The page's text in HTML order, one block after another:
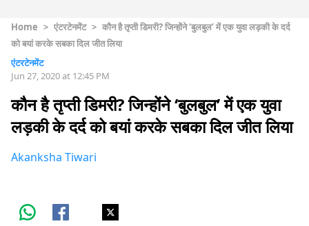
Home > एंटरटेनमेंट > कौन है तृप्ती डिमरी? जिन्होंने ‘बुलबुल’ में एक युवा लड़की के दर्द
को बयां करके सबका दिल जीत लिया
एंटरटेनमेंट
Jun 27, 2020 at 12:45 PM
कौन है तृप्ती डिमरी? जिन्होंने ‘बुलबुल’ में एक युवा
लड़की के दर्द को बयां करके सबका दिल जीत लिया
Akanksha Tiwari